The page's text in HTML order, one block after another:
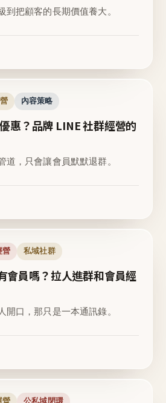
到把顧客的長期價值養大。
內容策略
惠？品牌 LINE 社群經營的
道，只會讓會員默默退群。
營 私域社群
會員嗎？拉人進群和會員經
開口，那只是一本通訊錄。